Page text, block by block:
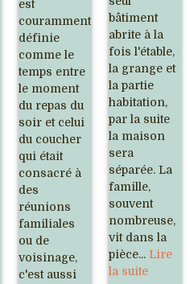
est
couramment
définie
comme le
temps entre
le moment
du repas du
soir et celui
du coucher
qui était
consacré à
des
réunions
familiales
ou de
voisinage,
c'est aussi
bâtiment
abrite à la
fois l'étable,
la grange et
la partie
habitation,
par la suite
la maison
sera
séparée. La
famille,
souvent
nombreuse,
vit dans la
pièce... Lire
la suite